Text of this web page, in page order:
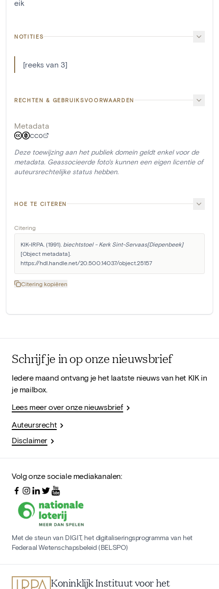
eik
NOTITIES
[reeks van 3]
RECHTEN & GEBRUIKSVOORWAARDEN
Metadata
CC0
Deze toewijzing aan het publiek domein geldt enkel voor de
metadata. Geassocieerde foto's kunnen een eigen licentie of
auteursrechtelijke status hebben.
HOE TE CITEREN
Citering
KIK-IRPA. (1991). biechtstoel - Kerk Sint-Servaas[Diepenbeek]
[Object metadata].
https://hdl.handle.net/20.500.14037/object.25157
Citering kopiëren
Schrijf je in op onze nieuwsbrief
Iedere maand ontvang je het laatste nieuws van het KIK in
je mailbox.
Lees meer over onze nieuwsbrief
Auteursrecht
Disclaimer
Volg onze sociale mediakanalen:
Met de steun van DIGIT, het digitaliseringsprogramma van het
Federaal Wetenschapsbeleid (BELSPO)
Koninklijk Instituut voor het